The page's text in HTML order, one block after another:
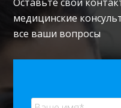
медицинские
все ваши вопросы